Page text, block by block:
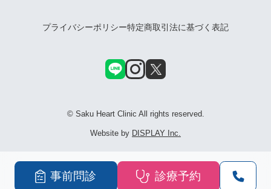
事前問診 診療予約
プライバシーポリシー特定商取引法に基づく表記
© Saku Heart Clinic All rights reserved.
Website by DISPLAY Inc.